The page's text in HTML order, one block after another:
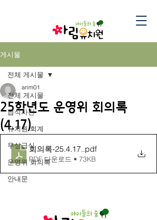
게시물
전체 게시물
급식사진
유치원 회계
무상급식
운영위 회의록
안내문
전체 게시물
25학년도 운영위 회의록
(4.17)
arim01
회의록-25.4.17..pdf
PDF 다운로드 • 73KB